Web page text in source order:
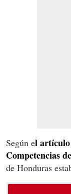
Según el artículo
Competencias
de Honduras